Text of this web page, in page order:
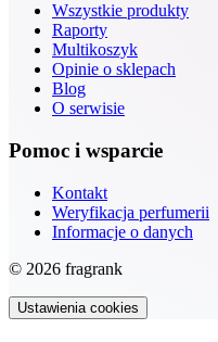
Wszystkie produkty
Raporty
Multikoszyk
Opinie o sklepach
Blog
O serwisie
Pomoc i wsparcie
Kontakt
Weryfikacja perfumerii
Informacje o danych
© 2026 fragrank
Ustawienia cookies